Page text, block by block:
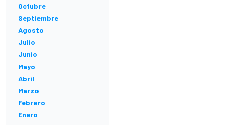
Octubre
Septiembre
Agosto
Julio
Junio
Mayo
Abril
Marzo
Febrero
Enero